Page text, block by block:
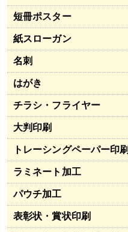
短冊ポスター
紙スローガン
名刺
はがき
チラシ・フライヤー
大判印刷
トレーシングペーパー印刷
ラミネート加工
パウチ加工
表彰状・賞状印刷